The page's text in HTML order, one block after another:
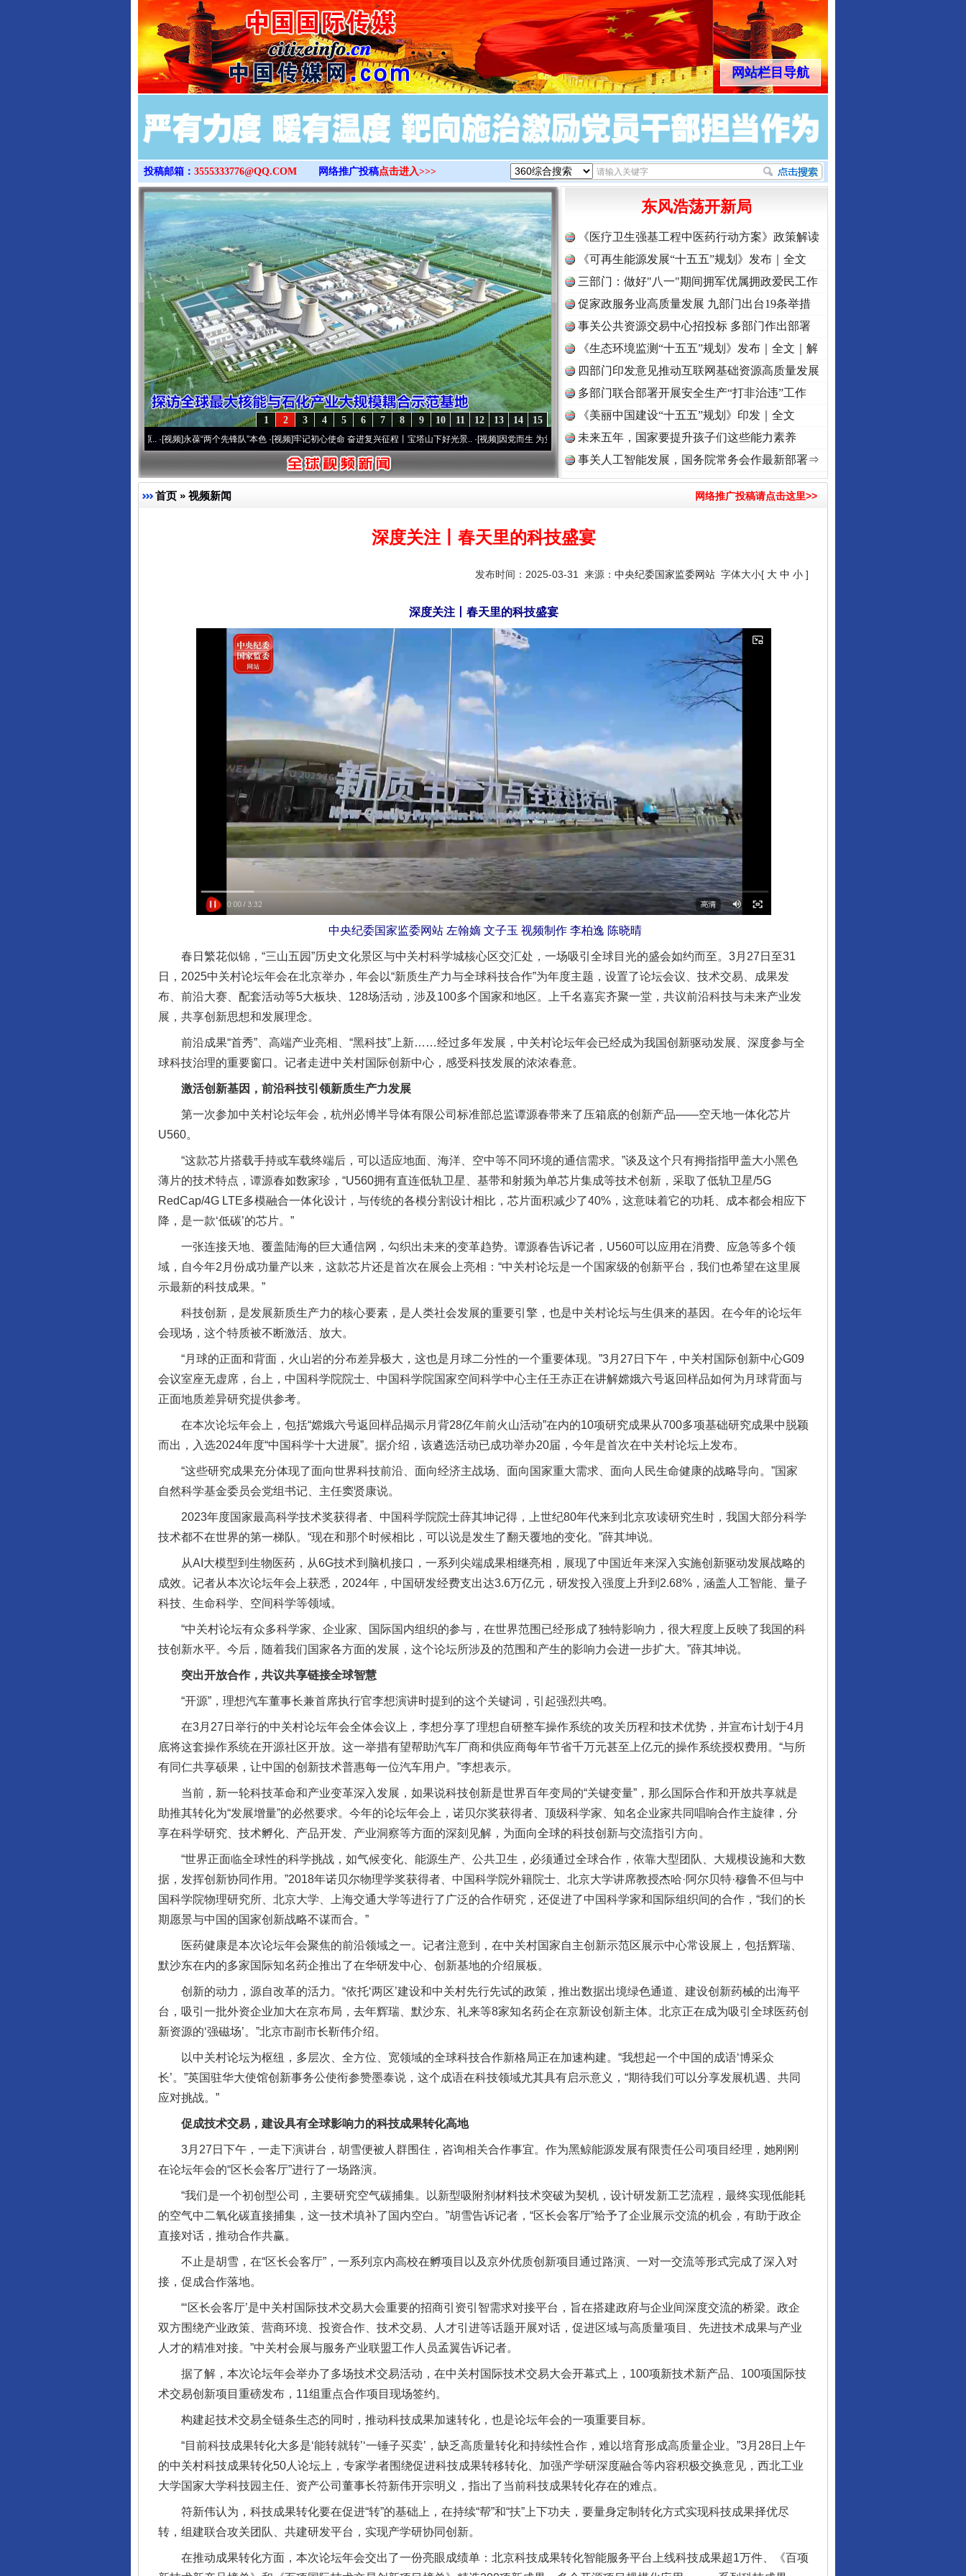
>
网站栏目导航
投稿邮箱： 3555333776@QQ.COM 网络推广投稿点击进入>>>
15
14
13
12
11
10
9
8
7
6
5
4
3
2
1
永葆“两个先锋队”本色·[视频]牢记初心使命 奋进复兴征程丨宝塔山下好光景..·[视频]因党而生 为党而战——百年“纪”事⑧加强纪律.. ·[视频]牢记初心使命 奋进复兴征程丨“转折之城”激荡..
东风浩荡开新局
《医疗卫生强基工程中医药行动方案》政策解读
《可再生能源发展“十五五”规划》发布｜全文
三部门：做好"八一"期间拥军优属拥政爱民工作
促家政服务业高质量发展 九部门出台19条举措
事关公共资源交易中心招投标 多部门作出部署
《生态环境监测“十五五”规划》发布｜全文｜解
读
四部门印发意见推动互联网基础资源高质量发展
多部门联合部署开展安全生产“打非治违”工作
《美丽中国建设“十五五”规划》印发｜全文
未来五年，国家要提升孩子们这些能力素养
事关人工智能发展，国务院常务会作最新部署⇒
首页 » 视频新闻 网络推广投稿请点击这里>>
深度关注丨春天里的科技盛宴
发布时间：2025-03-31 来源： 中央纪委国家监委网站 字体大小[ 大 中 小 ]
深度关注丨春天里的科技盛宴
中央纪委国家监委网站 左翰嫡 文子玉 视频制作 李柏逸 陈晓晴
春日繁花似锦，“三山五园”历史文化景区与中关村科学城核心区交汇处，一场吸引全球目光的盛会如约而至。3月27日至31
日，2025中关村论坛年会在北京举办，年会以“新质生产力与全球科技合作”为年度主题，设置了论坛会议、技术交易、成果发
布、前沿大赛、配套活动等5大板块、128场活动，涉及100多个国家和地区。上千名嘉宾齐聚一堂，共议前沿科技与未来产业发
展，共享创新思想和发展理念。
前沿成果“首秀”、高端产业亮相、“黑科技”上新……经过多年发展，中关村论坛年会已经成为我国创新驱动发展、深度参与全
球科技治理的重要窗口。记者走进中关村国际创新中心，感受科技发展的浓浓春意。
激活创新基因，前沿科技引领新质生产力发展
第一次参加中关村论坛年会，杭州必博半导体有限公司标准部总监谭源春带来了压箱底的创新产品——空天地一体化芯片
U560。
“这款芯片搭载手持或车载终端后，可以适应地面、海洋、空中等不同环境的通信需求。”谈及这个只有拇指指甲盖大小黑色
薄片的技术特点，谭源春如数家珍，“U560拥有直连低轨卫星、基带和射频为单芯片集成等技术创新，采取了低轨卫星/5G
RedCap/4G LTE多模融合一体化设计，与传统的各模分割设计相比，芯片面积减少了40%，这意味着它的功耗、成本都会相应下
降，是一款‘低碳’的芯片。”
一张连接天地、覆盖陆海的巨大通信网，勾织出未来的变革趋势。谭源春告诉记者，U560可以应用在消费、应急等多个领
域，自今年2月份成功量产以来，这款芯片还是首次在展会上亮相：“中关村论坛是一个国家级的创新平台，我们也希望在这里展
示最新的科技成果。”
科技创新，是发展新质生产力的核心要素，是人类社会发展的重要引擎，也是中关村论坛与生俱来的基因。在今年的论坛年
会现场，这个特质被不断激活、放大。
“月球的正面和背面，火山岩的分布差异极大，这也是月球二分性的一个重要体现。”3月27日下午，中关村国际创新中心G09
会议室座无虚席，台上，中国科学院院士、中国科学院国家空间科学中心主任王赤正在讲解嫦娥六号返回样品如何为月球背面与
正面地质差异研究提供参考。
在本次论坛年会上，包括“嫦娥六号返回样品揭示月背28亿年前火山活动”在内的10项研究成果从700多项基础研究成果中脱颖
而出，入选2024年度“中国科学十大进展”。据介绍，该遴选活动已成功举办20届，今年是首次在中关村论坛上发布。
“这些研究成果充分体现了面向世界科技前沿、面向经济主战场、面向国家重大需求、面向人民生命健康的战略导向。”国家
自然科学基金委员会党组书记、主任窦贤康说。
2023年度国家最高科学技术奖获得者、中国科学院院士薛其坤记得，上世纪80年代来到北京攻读研究生时，我国大部分科学
技术都不在世界的第一梯队。“现在和那个时候相比，可以说是发生了翻天覆地的变化。”薛其坤说。
从AI大模型到生物医药，从6G技术到脑机接口，一系列尖端成果相继亮相，展现了中国近年来深入实施创新驱动发展战略的
成效。记者从本次论坛年会上获悉，2024年，中国研发经费支出达3.6万亿元，研发投入强度上升到2.68%，涵盖人工智能、量子
科技、生命科学、空间科学等领域。
“中关村论坛有众多科学家、企业家、国际国内组织的参与，在世界范围已经形成了独特影响力，很大程度上反映了我国的科
技创新水平。今后，随着我们国家各方面的发展，这个论坛所涉及的范围和产生的影响力会进一步扩大。”薛其坤说。
突出开放合作，共议共享链接全球智慧
“开源”，理想汽车董事长兼首席执行官李想演讲时提到的这个关键词，引起强烈共鸣。
在3月27日举行的中关村论坛年会全体会议上，李想分享了理想自研整车操作系统的攻关历程和技术优势，并宣布计划于4月
底将这套操作系统在开源社区开放。这一举措有望帮助汽车厂商和供应商每年节省千万元甚至上亿元的操作系统授权费用。“与所
有同仁共享硕果，让中国的创新技术普惠每一位汽车用户。”李想表示。
当前，新一轮科技革命和产业变革深入发展，如果说科技创新是世界百年变局的“关键变量”，那么国际合作和开放共享就是
助推其转化为“发展增量”的必然要求。今年的论坛年会上，诺贝尔奖获得者、顶级科学家、知名企业家共同唱响合作主旋律，分
享在科学研究、技术孵化、产品开发、产业洞察等方面的深刻见解，为面向全球的科技创新与交流指引方向。
“世界正面临全球性的科学挑战，如气候变化、能源生产、公共卫生，必须通过全球合作，依靠大型团队、大规模设施和大数
据，发挥创新协同作用。”2018年诺贝尔物理学奖获得者、中国科学院外籍院士、北京大学讲席教授杰哈·阿尔贝特·穆鲁不但与中
国科学院物理研究所、北京大学、上海交通大学等进行了广泛的合作研究，还促进了中国科学家和国际组织间的合作，“我们的长
期愿景与中国的国家创新战略不谋而合。”
医药健康是本次论坛年会聚焦的前沿领域之一。记者注意到，在中关村国家自主创新示范区展示中心常设展上，包括辉瑞、
默沙东在内的多家国际知名药企推出了在华研发中心、创新基地的介绍展板。
创新的动力，源自改革的活力。“依托‘两区’建设和中关村先行先试的政策，推出数据出境绿色通道、建设创新药械的出海平
台，吸引一批外资企业加大在京布局，去年辉瑞、默沙东、礼来等8家知名药企在京新设创新主体。北京正在成为吸引全球医药创
新资源的‘强磁场’。”北京市副市长靳伟介绍。
以中关村论坛为枢纽，多层次、全方位、宽领域的全球科技合作新格局正在加速构建。“我想起一个中国的成语‘博采众
长’。”英国驻华大使馆创新事务公使衔参赞墨泰说，这个成语在科技领域尤其具有启示意义，“期待我们可以分享发展机遇、共同
应对挑战。”
促成技术交易，建设具有全球影响力的科技成果转化高地
3月27日下午，一走下演讲台，胡雪便被人群围住，咨询相关合作事宜。作为黑鲸能源发展有限责任公司项目经理，她刚刚
在论坛年会的“区长会客厅”进行了一场路演。
“我们是一个初创型公司，主要研究空气碳捕集。以新型吸附剂材料技术突破为契机，设计研发新工艺流程，最终实现低能耗
的空气中二氧化碳直接捕集，这一技术填补了国内空白。”胡雪告诉记者，“区长会客厅”给予了企业展示交流的机会，有助于政企
直接对话，推动合作共赢。
不止是胡雪，在“区长会客厅”，一系列京内高校在孵项目以及京外优质创新项目通过路演、一对一交流等形式完成了深入对
接，促成合作落地。
“‘区长会客厅’是中关村国际技术交易大会重要的招商引资引智需求对接平台，旨在搭建政府与企业间深度交流的桥梁。政企
双方围绕产业政策、营商环境、投资合作、技术交易、人才引进等话题开展对话，促进区域与高质量项目、先进技术成果与产业
人才的精准对接。”中关村会展与服务产业联盟工作人员孟翼告诉记者。
据了解，本次论坛年会举办了多场技术交易活动，在中关村国际技术交易大会开幕式上，100项新技术新产品、100项国际技
术交易创新项目重磅发布，11组重点合作项目现场签约。
构建起技术交易全链条生态的同时，推动科技成果加速转化，也是论坛年会的一项重要目标。
“目前科技成果转化大多是‘能转就转’‘一锤子买卖’，缺乏高质量转化和持续性合作，难以培育形成高质量企业。”3月28日上午
的中关村科技成果转化50人论坛上，专家学者围绕促进科技成果转移转化、加强产学研深度融合等内容积极交换意见，西北工业
大学国家大学科技园主任、资产公司董事长符新伟开宗明义，指出了当前科技成果转化存在的难点。
符新伟认为，科技成果转化要在促进“转”的基础上，在持续“帮”和“扶”上下功夫，要量身定制转化方式实现科技成果择优尽
转，组建联合攻关团队、共建研发平台，实现产学研协同创新。
在推动成果转化方面，本次论坛年会交出了一份亮眼成绩单：北京科技成果转化智能服务平台上线科技成果超1万件、《百项